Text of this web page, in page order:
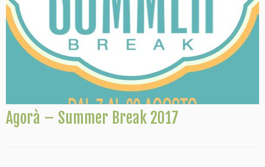
Agorà – Summer Break 2017